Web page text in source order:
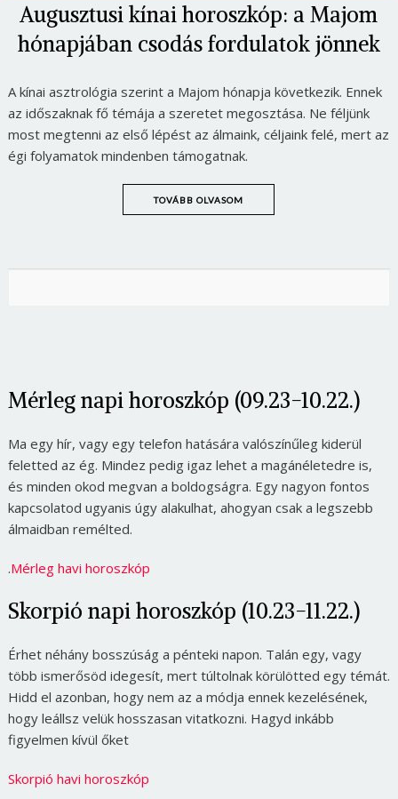
Augusztusi kínai horoszkóp: a Majom
hónapjában csodás fordulatok jönnek
A kínai asztrológia szerint a Majom hónapja következik. Ennek
az időszaknak fő témája a szeretet megosztása. Ne féljünk
most megtenni az első lépést az álmaink, céljaink felé, mert az
égi folyamatok mindenben támogatnak.
TOVÁBB OLVASOM
Mérleg napi horoszkóp (09.23-10.22.)
Ma egy hír, vagy egy telefon hatására valószínűleg kiderül
feletted az ég. Mindez pedig igaz lehet a magánéletedre is,
és minden okod megvan a boldogságra. Egy nagyon fontos
kapcsolatod ugyanis úgy alakulhat, ahogyan csak a legszebb
álmaidban remélted.
.Mérleg havi horoszkóp
Skorpió napi horoszkóp (10.23-11.22.)
Érhet néhány bosszúság a pénteki napon. Talán egy, vagy
több ismerősöd idegesít, mert túltolnak körülötted egy témát.
Hidd el azonban, hogy nem az a módja ennek kezelésének,
hogy leállsz velük hosszasan vitatkozni. Hagyd inkább
figyelmen kívül őket
Skorpió havi horoszkóp